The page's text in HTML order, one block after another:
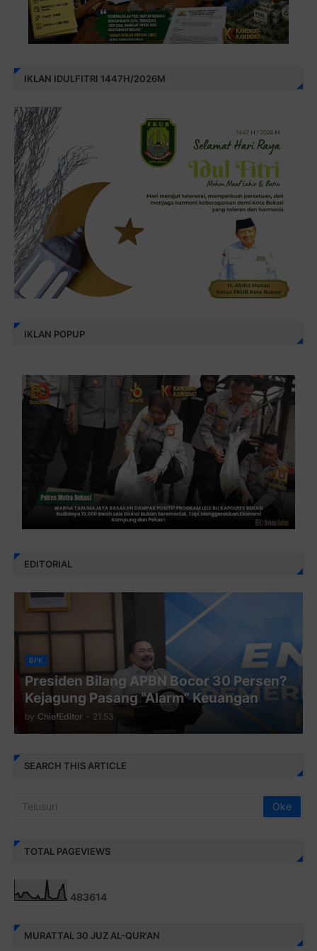
IKLAN IDULFITRI 1447H/2026M
IKLAN POPUP
EDITORIAL
BPK
Presiden Bilang APBN Bocor 30 Persen?
Kejagung Pasang “Alarm” Keuangan
by ChiefEditor - 21.53
SEARCH THIS ARTICLE
TOTAL PAGEVIEWS
483614
MURATTAL 30 JUZ AL-QUR'AN